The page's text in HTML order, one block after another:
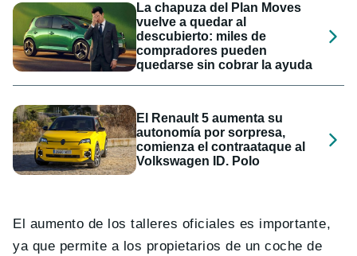
La chapuza del Plan Moves
vuelve a quedar al
descubierto: miles de
compradores pueden
quedarse sin cobrar la ayuda
El Renault 5 aumenta su
autonomía por sorpresa,
comienza el contraataque al
Volkswagen ID. Polo
El aumento de los talleres oficiales es importante,
ya que permite a los propietarios de un coche de